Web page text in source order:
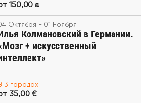
150,00 ₪
Октября - 01 Ноября
Колмановский в Германии.
+ искусственный
3 городах
35,00 €